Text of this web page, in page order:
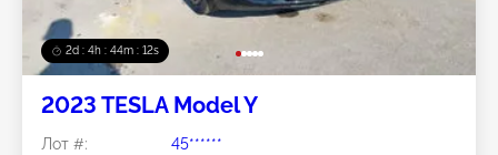
2d : 4h : 44m : 09s
2023 TESLA Model Y
Лот #:
45******